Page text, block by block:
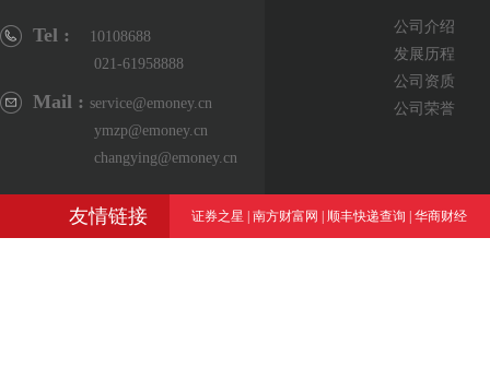
Tel :
10108688
021-61958888
Mail : service@emoney.cn
ymzp@emoney.cn
changying@emoney.cn
公司介绍
发展历程
公司资质
公司荣誉
友情链接 证券之星 南方财富网 顺丰快递查询 华商财经